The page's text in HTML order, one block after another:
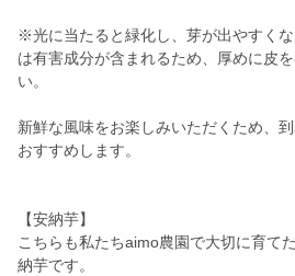
※光に当たると緑化し、芽が出やすく
は有害成分が含まれるため、厚めに皮
い。
新鮮な風味をお楽しみいただくため、
おすすめします。
【安納芋】
こちらも私たちaimo農園で大切に育て
納芋です。